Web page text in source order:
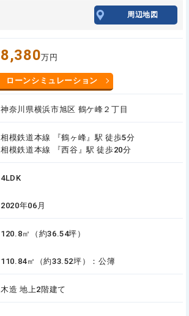
周辺地図
8,380万円
ローンシミュレーション
神奈川県横浜市旭区 鶴ケ峰２丁目
相模鉄道本線 『鶴ヶ峰』駅 徒歩5分
相模鉄道本線 『西谷』駅 徒歩20分
4LDK
2020年06月
120.8㎡（約36.54坪）
110.84㎡（約33.52坪）：公簿
木造 地上2階建て